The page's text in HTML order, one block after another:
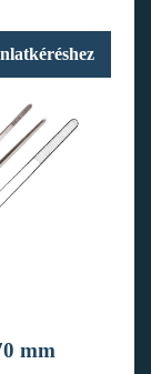
mm